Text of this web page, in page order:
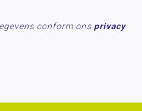
conform ons privacy